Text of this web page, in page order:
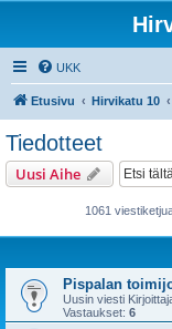
UKK
Etusivu Hirvikatu 10
Tiedotteet
Uusi Aihe
1061
Pispalan
Uusin viesti
Vastaukset: 6